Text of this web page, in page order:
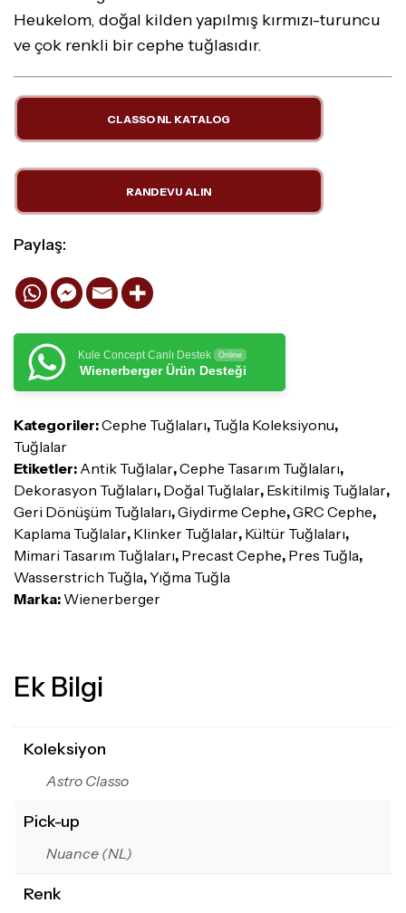
Heukelom, doğal kilden yapılmış kırmızı-turuncu
ve çok renkli bir cephe tuğlasıdır.
CLASSO NL KATALOG
RANDEVU ALIN
Paylaş:
Kule Concept Canlı Destek Online
Wienerberger Ürün Desteği
Kategoriler:Cephe Tuğlaları, Tuğla Koleksiyonu,
Tuğlalar
Etiketler: Antik Tuğlalar,Cephe Tasarım Tuğlaları,
Dekorasyon Tuğlaları, Doğal Tuğlalar, Eskitilmiş Tuğlalar,
Geri Dönüşüm Tuğlaları,Giydirme Cephe,GRC Cephe,
Kaplama Tuğlalar, Klinker Tuğlalar, Kültür Tuğlaları,
Mimari Tasarım Tuğlaları, Precast Cephe, Pres Tuğla,
Wasserstrich Tuğla,Yığma Tuğla
Marka: Wienerberger
Ek Bilgi
Koleksiyon
Astro Classo
Pick-up
Nuance (NL)
Renk